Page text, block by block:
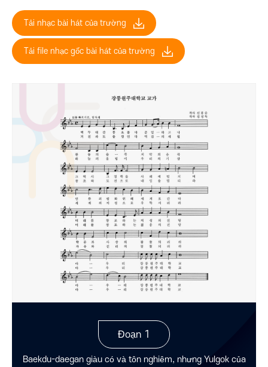
Tải nhạc bài hát của trường
Tải file nhạc gốc bài hát của trường
Đoạn 1
Baekdu-daegan giàu có và tôn nghiêm, nhưng Yulgok của